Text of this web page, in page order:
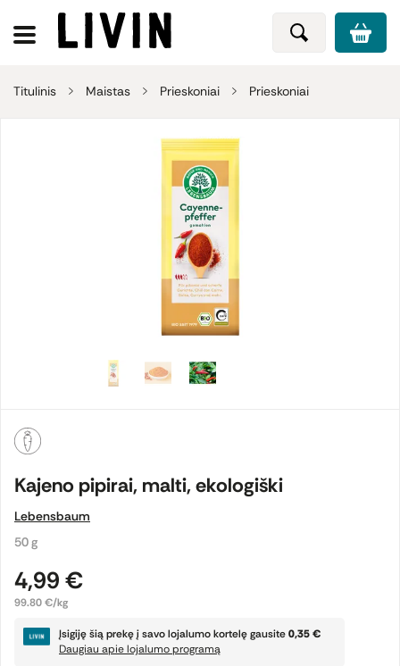
Titulinis Maistas Prieskoniai Prieskoniai
Kajeno pipirai, malti, ekologiški
Lebensbaum
50 g
4,99 €
99.80 €/kg
Įsigiję šią prekę į savo lojalumo kortelę gausite0,35 €
Daugiau apie lojalumo programą